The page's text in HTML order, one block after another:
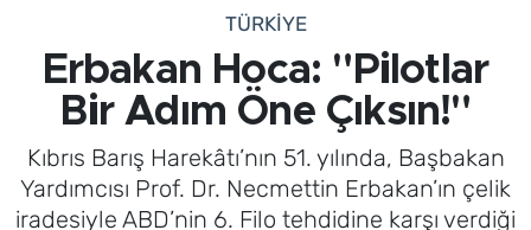
TÜRKIYE
Erbakan Hoca: "Pilotlar
Bir Adım Öne Çıksın!"
Kıbrıs Barış Harekâtı’nın 51. yılında, Başbakan
Yardımcısı Prof. Dr. Necmettin Erbakan’ın çelik
iradesiyle ABD’nin 6. Filo tehdidine karşı verdiği